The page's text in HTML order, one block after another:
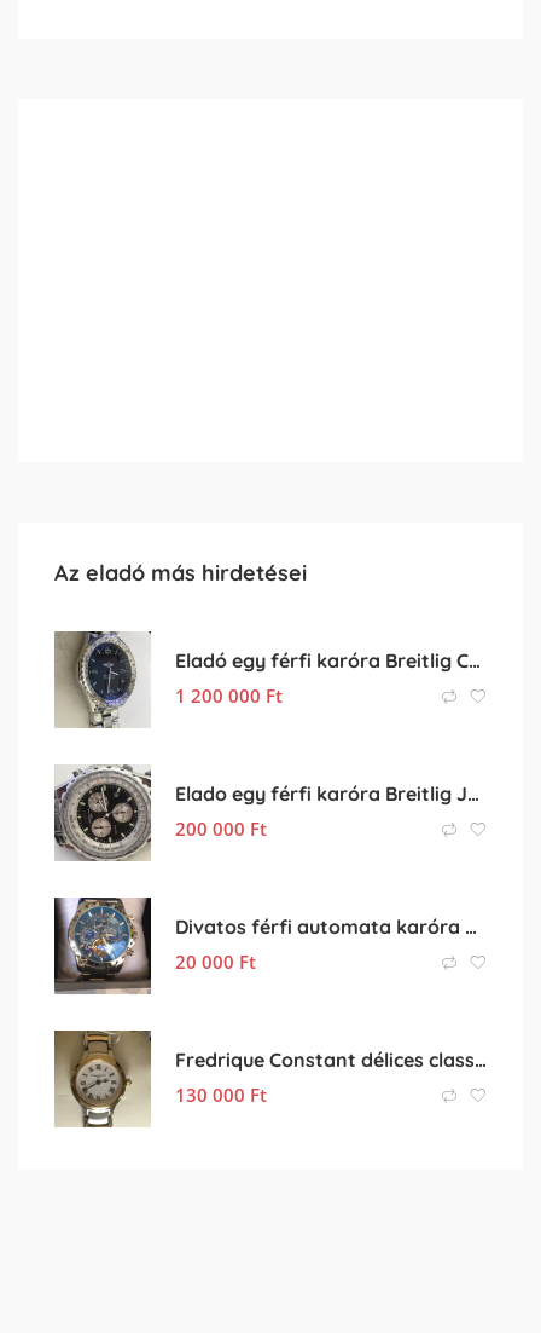
Az eladó más hirdetései
Eladó egy férfi karóra Breitlig Chronospace II
1 200 000 Ft
Elado egy férfi karóra Breitlig Jupiter Pilot A59028
200 000 Ft
Divatos férfi automata karóra elado
20 000 Ft
Fredrique Constant délices classiques nöi karora
130 000 Ft